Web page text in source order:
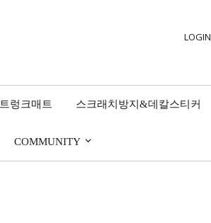
LOGIN
트렁크매트 스크래치방지&데칼스티커
COMMUNITY